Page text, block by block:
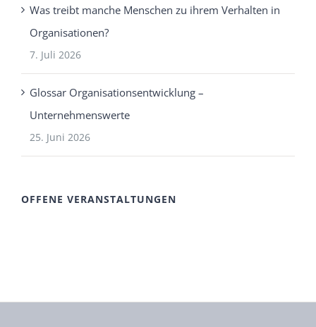
Was treibt manche Menschen zu ihrem Verhalten in
Organisationen?
7. Juli 2026
Glossar Organisationsentwicklung –
Unternehmenswerte
25. Juni 2026
OFFENE VERANSTALTUNGEN